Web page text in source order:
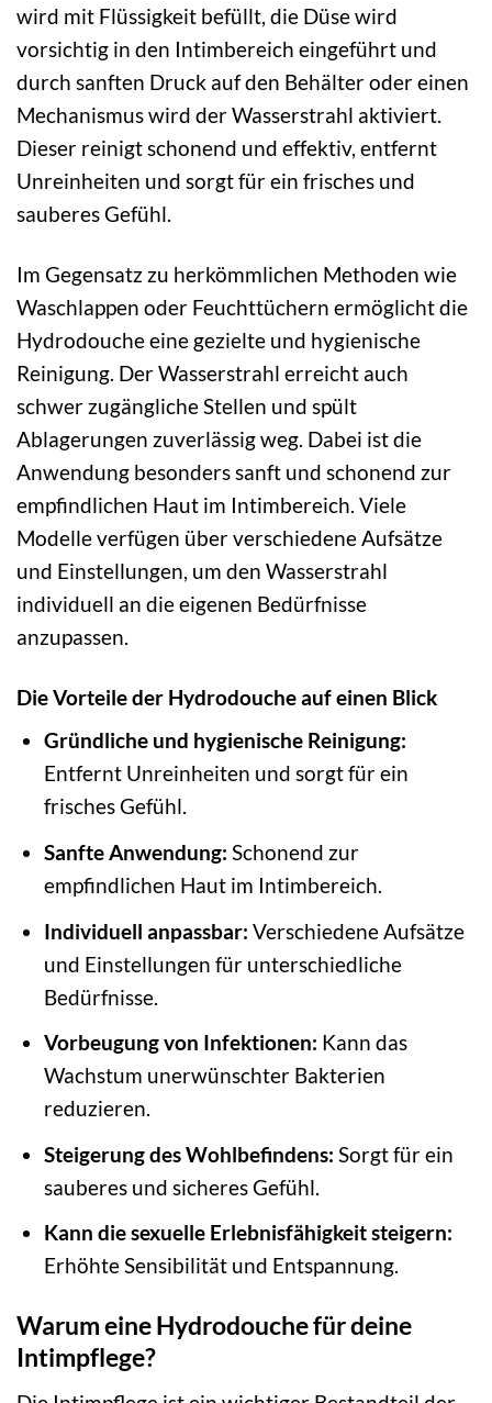
wird mit Flüssigkeit befüllt, die Düse wird
vorsichtig in den Intimbereich eingeführt und
durch sanften Druck auf den Behälter oder einen
Mechanismus wird der Wasserstrahl aktiviert.
Dieser reinigt schonend und effektiv, entfernt
Unreinheiten und sorgt für ein frisches und
sauberes Gefühl.
Im Gegensatz zu herkömmlichen Methoden wie
Waschlappen oder Feuchttüchern ermöglicht die
Hydrodouche eine gezielte und hygienische
Reinigung. Der Wasserstrahl erreicht auch
schwer zugängliche Stellen und spült
Ablagerungen zuverlässig weg. Dabei ist die
Anwendung besonders sanft und schonend zur
empfindlichen Haut im Intimbereich. Viele
Modelle verfügen über verschiedene Aufsätze
und Einstellungen, um den Wasserstrahl
individuell an die eigenen Bedürfnisse
anzupassen.
Die Vorteile der Hydrodouche auf einen Blick
Gründliche und hygienische Reinigung:
Entfernt Unreinheiten und sorgt für ein
frisches Gefühl.
Sanfte Anwendung: Schonend zur
empfindlichen Haut im Intimbereich.
Individuell anpassbar: Verschiedene Aufsätze
und Einstellungen für unterschiedliche
Bedürfnisse.
Vorbeugung von Infektionen: Kann das
Wachstum unerwünschter Bakterien
reduzieren.
Steigerung des Wohlbefindens: Sorgt für ein
sauberes und sicheres Gefühl.
Kann die sexuelle Erlebnisfähigkeit steigern:
Erhöhte Sensibilität und Entspannung.
Warum eine Hydrodouche für deine
Intimpflege?